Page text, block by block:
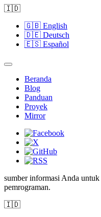
🇮🇩
🇬🇧 English
🇩🇪 Deutsch
🇪🇸 Español
Beranda
Blog
Panduan
Proyek
Mirror
sumber informasi Anda untuk
pemrograman.
🇮🇩